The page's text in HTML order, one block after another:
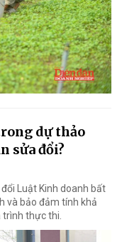
dự thảo
sửa đổi?
Luật Kinh doanh bất
và bảo đảm tính khả
thực thi.